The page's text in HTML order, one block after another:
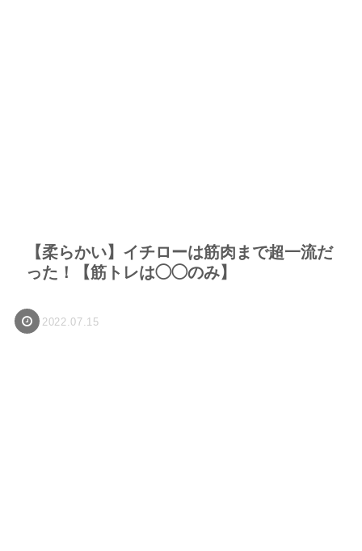
【柔らかい】イチローは筋肉まで超一流だ
った！【筋トレは◯◯のみ】
2022.07.15